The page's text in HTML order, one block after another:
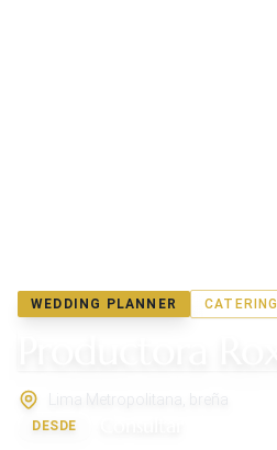
WEDDING PLANNER CATERING
Lima Metropolitana, breña
DESDE